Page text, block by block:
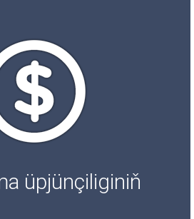
üpjünçiliginiň